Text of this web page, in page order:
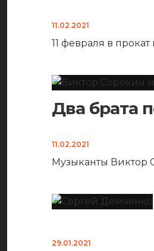
11.02.2021
11 февраля в
Два брата
11.02.2021
Музыканты Виктор
29.01.2021